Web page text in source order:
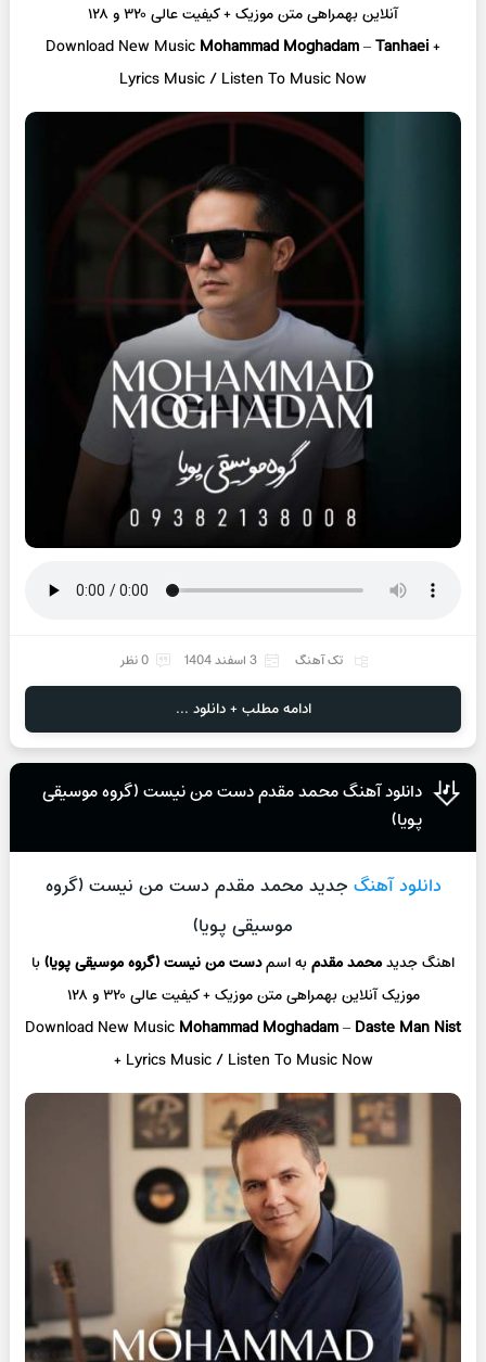
آنلاینبهمراهی متن موزیک + کیفیت عالی ۳۲۰ و ۱۲۸
Download New Music Mohammad Moghadam–Tanhaei+
Lyrics Music / Listen To Music Now
تک آهنگ 3 اسفند 1404 0 نظر
ادامه مطلب + دانلود ...
دانلود آهنگ محمد مقدم دست من نیست (گروه موسیقی
پویا)
دانلود آهنگ جدید محمد مقدم دست من نیست (گروه
موسیقی پویا)
اهنگ جدیدمحمد مقدمبه اسمدست من نیست (گروه موسیقی پویا)با
موزیک آنلاینبهمراهی متن موزیک + کیفیت عالی ۳۲۰ و ۱۲۸
Download New Music Mohammad Moghadam– Daste Man Nist
+ Lyrics Music / Listen To Music Now